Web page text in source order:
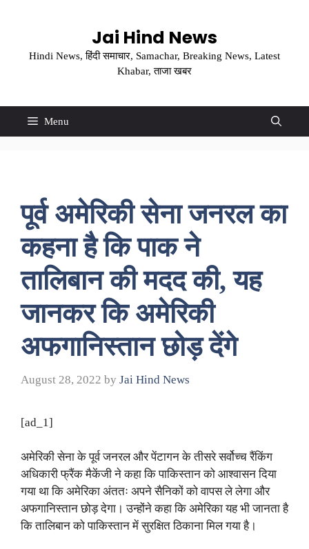
Jai Hind News
Hindi News, हिंदी समाचार, Samachar, Breaking News, Latest
Khabar, ताजा खबर
Menu
पूर्व अमेरिकी सेना जनरल का
कहना है कि पाक ने
तालिबान की मदद की, यह
जानकर कि अमेरिकी
अफगानिस्तान छोड़ देंगे
August 28, 2022 by Jai Hind News
[ad_1]
अमेरिकी सेना के पूर्व जनरल और पेंटागन के तीसरे सर्वोच्च रैंकिंग
अधिकारी फ्रैंक मैकेंजी ने कहा कि पाकिस्तान को आश्वासन दिया
गया था कि अमेरिका अंततः अपने सैनिकों को वापस ले लेगा और
अफगानिस्तान छोड़ देगा। उन्होंने कहा कि अमेरिका यह भी जानता है
कि तालिबान को पाकिस्तान में सुरक्षित ठिकाना मिल गया है।